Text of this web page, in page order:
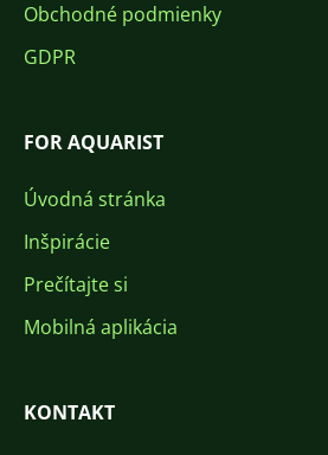
Obchodné podmienky
GDPR
FOR AQUARIST
Úvodná stránka
Inšpirácie
Prečítajte si
Mobilná aplikácia
KONTAKT